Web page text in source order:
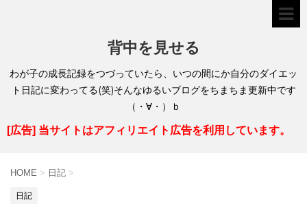
背中を見せる
わが子の成長記録をつづっていたら、いつの間にか自分のダイエッ
ト日記に変わってる(笑)そんなゆるいブログをちまちま更新中です
（・∀・）ｂ
[広告] 当サイトはアフィリエイト広告を利用しています。
HOME > 日記 >
日記